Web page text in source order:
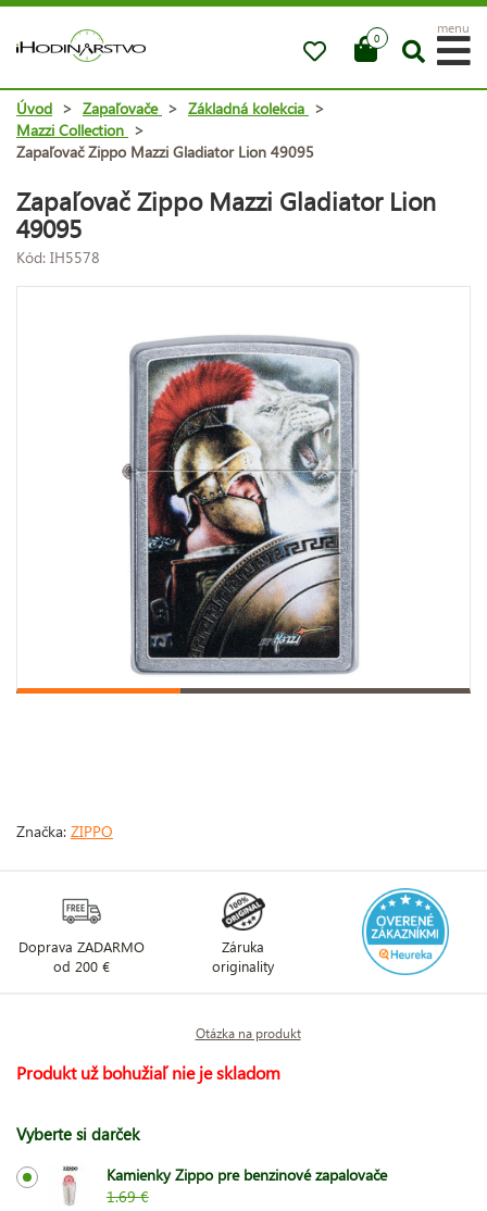
0
menu
Úvod > Zapaľovače > Základná kolekcia >
Mazzi Collection >
Zapaľovač Zippo Mazzi Gladiator Lion 49095
Zapaľovač Zippo Mazzi Gladiator Lion
49095
Kód: IH5578
Značka: ZIPPO
Doprava ZADARMO
od 200 €
Záruka
originality
Otázka na produkt
Produkt už bohužiaľ nie je skladom
Vyberte si darček
Kamienky Zippo pre benzinové zapalovače
1.69 €